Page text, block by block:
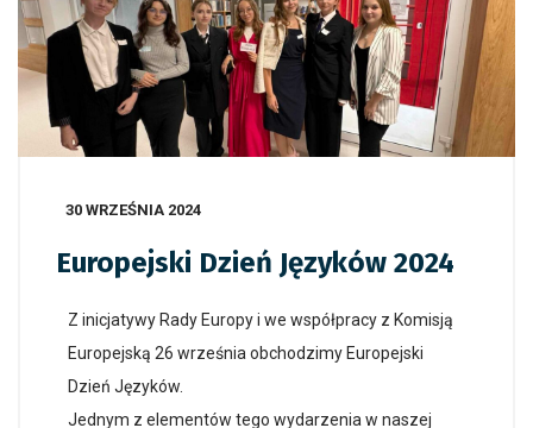
30 WRZEŚNIA 2024
Europejski Dzień Języków 2024
Z inicjatywy Rady Europy i we współpracy z Komisją
Europejską 26 września obchodzimy Europejski
Dzień Języków.
Jednym z elementów tego wydarzenia w naszej